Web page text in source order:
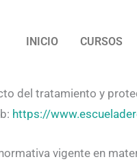
INICIO CURSOS
del tratamiento y
https://
vigente en